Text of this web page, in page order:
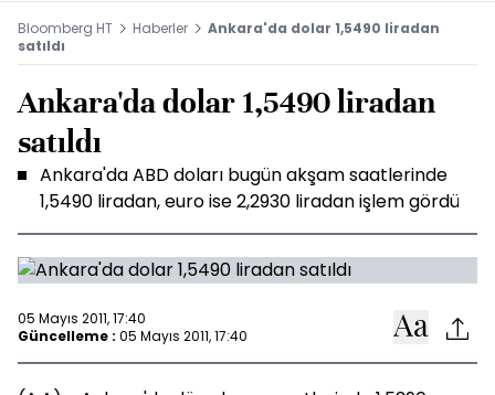
Bloomberg HT Haberler
Ankara'da dolar 1,5490 liradan
satıldı
Ankara'da dolar 1,5490 liradan
satıldı
Ankara'da ABD doları bugün akşam saatlerinde
1,5490 liradan, euro ise 2,2930 liradan işlem gördü
05 Mayıs 2011, 17:40
Güncelleme : 05 Mayıs 2011, 17:40